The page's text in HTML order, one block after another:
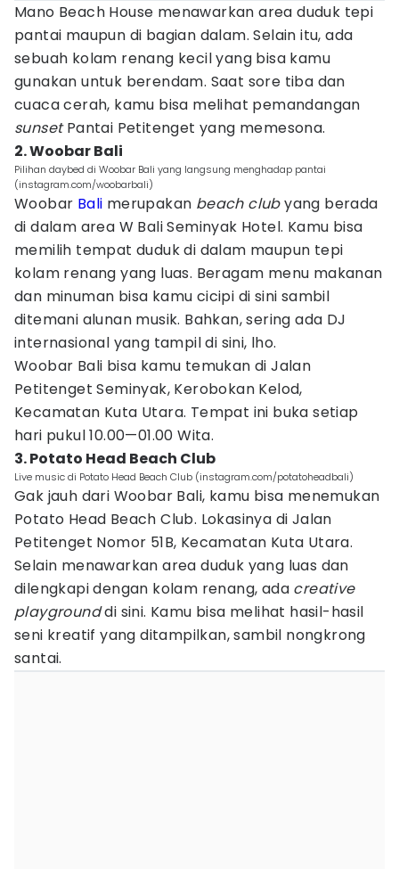
Mano Beach House menawarkan area duduk tepi
pantai maupun di bagian dalam. Selain itu, ada
sebuah kolam renang kecil yang bisa kamu
gunakan untuk berendam. Saat sore tiba dan
cuaca cerah, kamu bisa melihat pemandangan
sunsetPantai Petitenget yang memesona.
2. Woobar Bali
Pilihan daybed di Woobar Bali yang langsung menghadap pantai
(instagram.com/woobarbali)
Woobar Bali merupakan beach clubyang berada
di dalam area W Bali Seminyak Hotel. Kamu bisa
memilih tempat duduk di dalam maupun tepi
kolam renang yang luas. Beragam menu makanan
dan minuman bisa kamu cicipi di sini sambil
ditemani alunan musik. Bahkan, sering ada DJ
internasional yang tampil di sini, lho.
Woobar Bali bisa kamu temukan di Jalan
Petitenget Seminyak, Kerobokan Kelod,
Kecamatan Kuta Utara. Tempat ini buka setiap
hari pukul 10.00—01.00 Wita.
3. Potato Head Beach Club
Live music di Potato Head Beach Club (instagram.com/potatoheadbali)
Gak jauh dari Woobar Bali, kamu bisa menemukan
Potato Head Beach Club. Lokasinya di Jalan
Petitenget Nomor 51B, Kecamatan Kuta Utara.
Selain menawarkan area duduk yang luas dan
dilengkapi dengan kolam renang, ada creative
playgrounddi sini. Kamu bisa melihat hasil-hasil
seni kreatif yang ditampilkan, sambil nongkrong
santai.